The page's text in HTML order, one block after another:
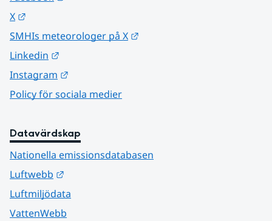
X
SMHIs meteorologer på X
Linkedin
Instagram
Policy för sociala medier
Datavärdskap
Nationella emissionsdatabasen
Luftwebb
Luftmiljödata
VattenWebb